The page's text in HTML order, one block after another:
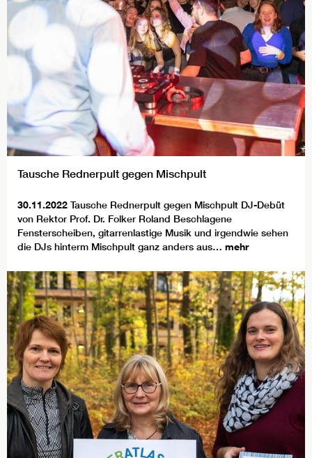
Tausche Rednerpult gegen Mischpult
30.11.2022 Tausche Rednerpult gegen Mischpult DJ-Debüt
von Rektor Prof. Dr. Folker Roland Beschlagene
Fensterscheiben, gitarrenlastige Musik und irgendwie sehen
die DJs hinterm Mischpult ganz anders aus… mehr